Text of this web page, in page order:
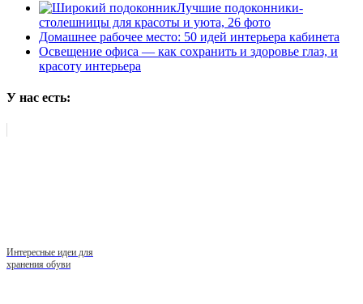
Лучшие подоконники-
столешницы для красоты и уюта, 26 фото
Домашнее рабочее место: 50 идей интерьера кабинета
Освещение офиса — как сохранить и здоровье глаз, и
красоту интерьера
У нас есть:
Интересные идеи для
хранения обуви